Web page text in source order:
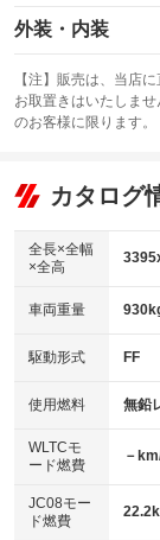
エアバッグ：運
：装備あり
：装備あり
サンルーフ
：装備なし
リフトアップ
：装備なし
：装備なし
パワーウィンドウ
アイドリングスト
：装備あり
USB入力端子
：装備なし
100V電源
：装備なし
センターデフロッ
：装備なし
電動格納ミラー
：装備なし
外装・内装
カーナビ：メモ
：装備あり
TV：ワンセグ
：装備あり
ビジュアル
：装備なし
：装備なし
革シート
キーレス
HID(キセノンラ
：装備なし
バックカメラ
：装備あり
エアロ
：装備なし
：装備なし
パワーシート
【注】販売は、当店
お取置きはいたしま
のお客様に限ります。
カタログ
全長×全幅
×全高
車両重量
駆動形式 FF
使用燃料 無鉛
WLTCモ
ード燃費
－
JC08モー
ド燃費